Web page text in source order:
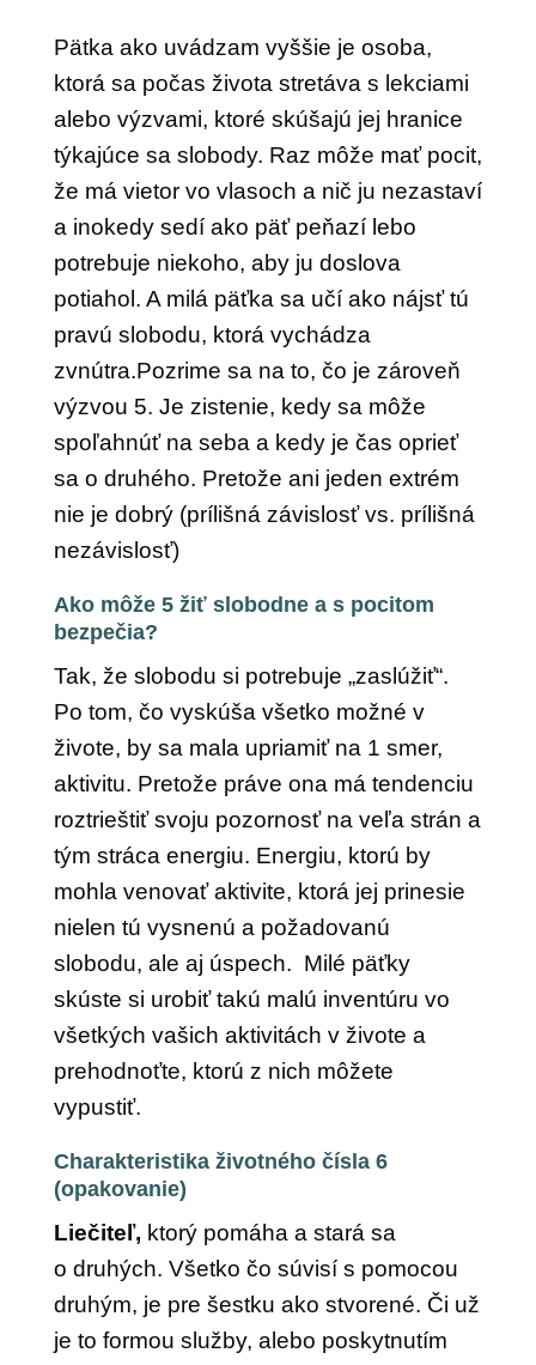
Pätka ako uvádzam vyššie je osoba,
ktorá sa počas života stretáva s lekciami
alebo výzvami, ktoré skúšajú jej hranice
týkajúce sa slobody. Raz môže mať pocit,
že má vietor vo vlasoch a nič ju nezastaví
a inokedy sedí ako päť peňazí lebo
potrebuje niekoho, aby ju doslova
potiahol. A milá päťka sa učí ako nájsť tú
pravú slobodu, ktorá vychádza
zvnútra.Pozrime sa na to, čo je zároveň
výzvou 5. Je zistenie, kedy sa môže
spoľahnúť na seba a kedy je čas oprieť
sa o druhého. Pretože ani jeden extrém
nie je dobrý (prílišná závislosť vs. prílišná
nezávislosť)
Ako môže 5 žiť slobodne a s pocitom
bezpečia?
Tak, že slobodu si potrebuje „zaslúžiť“.
Po tom, čo vyskúša všetko možné v
živote, by sa mala upriamiť na 1 smer,
aktivitu. Pretože práve ona má tendenciu
roztrieštiť svoju pozornosť na veľa strán a
tým stráca energiu. Energiu, ktorú by
mohla venovať aktivite, ktorá jej prinesie
nielen tú vysnenú a požadovanú
slobodu, ale aj úspech. Milé päťky
skúste si urobiť takú malú inventúru vo
všetkých vašich aktivitách v živote a
prehodnoťte, ktorú z nich môžete
vypustiť.
Charakteristika životného čísla 6
(opakovanie)
Liečiteľ, ktorý pomáha a stará sa
o druhých. Všetko čo súvisí s pomocou
druhým, je pre šestku ako stvorené. Či už
je to formou služby, alebo poskytnutím